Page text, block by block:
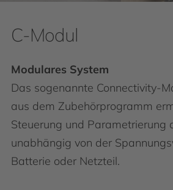
C-Modul
Modulares System
Das sogenannte Connectivity-
aus dem Zubehörprogramm
Steuerung und Parametrierung
unabhängig von der
Batterie oder Netzteil.